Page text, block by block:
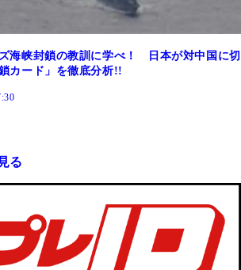
海峡封鎖の教訓に学べ！ 日本が対中国に切
カード」を徹底分析!!
る